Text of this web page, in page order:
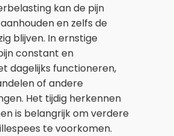
kan de pijn
en zelfs de
blijven. In ernstige
constant en
dagelijks functioneren,
of andere
Het tijdig herkennen
is belangrijk om verdere
te voorkomen.